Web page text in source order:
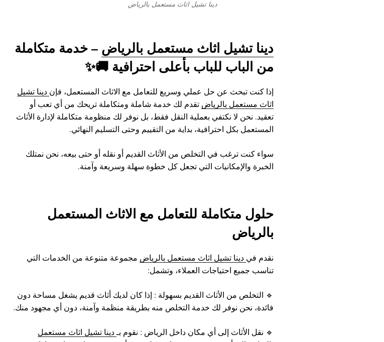
دينا تشيل اثاث مستعمل بالرياض
دينا تشيل اثاث مستعمل بالرياض – خدمة متكاملة
من الباب للباب بأعلى احترافية 🚚✨
إذا كنت تبحث عن حل عملي وسريع للتعامل مع الاثاث المستعمل، فإن دينا تشيل
اثاث مستعمل بالرياض تقدم لك خدمة شاملة ومتكاملة تريحك من أي تعب أو
تعقيد. نحن لا نكتفي بعملية النقل فقط، بل نوفر لك منظومة متكاملة لإدارة الأثاث
المستعمل بكل احترافية، بداية من التقييم وحتى التسليم النهائي.
سواء كنت ترغب في التخلص من الأثاث القديم أو نقله أو حتى بيعه، نحن نمتلك
الخبرة والإمكانيات التي تجعل كل خطوة سهلة وسريعة وآمنة.
حلول متكاملة للتعامل مع الاثاث المستعمل
بالرياض
نقدم في دينا تشيل اثاث مستعمل بالرياض مجموعة متنوعة من الخدمات التي
تناسب جميع احتياجات العملاء، وتشمل:
🔹 التخلص من الأثاث القديم بسهولة : إذا كان لديك أثاث قديم يشغل مساحة دون
فائدة، نحن نوفر لك خدمة التخلص منه بطريقة منظمة وآمنة، دون أي مجهود منك.
🔹 نقل الأثاث إلى أي مكان داخل الرياض : نقوم بـدينا تشيل اثاث مستعمل